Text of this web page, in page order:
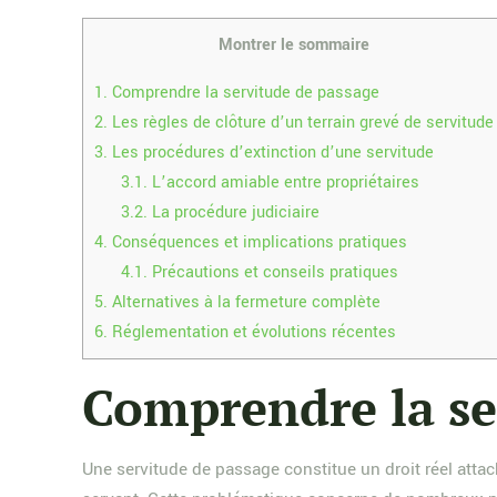
Montrer le sommaire
1. Comprendre la servitude de passage
2. Les règles de clôture d’un terrain grevé de servitude
3. Les procédures d’extinction d’une servitude
3.1. L’accord amiable entre propriétaires
3.2. La procédure judiciaire
4. Conséquences et implications pratiques
4.1. Précautions et conseils pratiques
5. Alternatives à la fermeture complète
6. Réglementation et évolutions récentes
Comprendre la
Une servitude de passage constitue un droit réel